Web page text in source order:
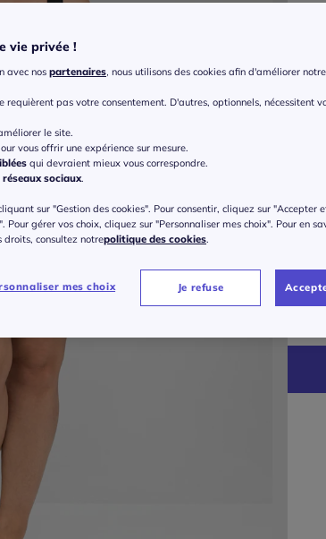
E
E
F
42
46
85
vie privée !
avec nos partenaires, nous utilisons des cookies afin d'améliorer
requièrent pas votre consentement. D'autres, optionnels, nécessitent
le site.
vous offrir une expérience sur mesure.
qui devraient mieux vous correspondre.
sociaux.
sur "Gestion des cookies". Pour consentir, cliquez sur "Accepter
Pour gérer vos choix, cliquez sur "Personnaliser mes choix". Pour en
droits, consultez notrepolitique des cookies.
mes choix Je refuse